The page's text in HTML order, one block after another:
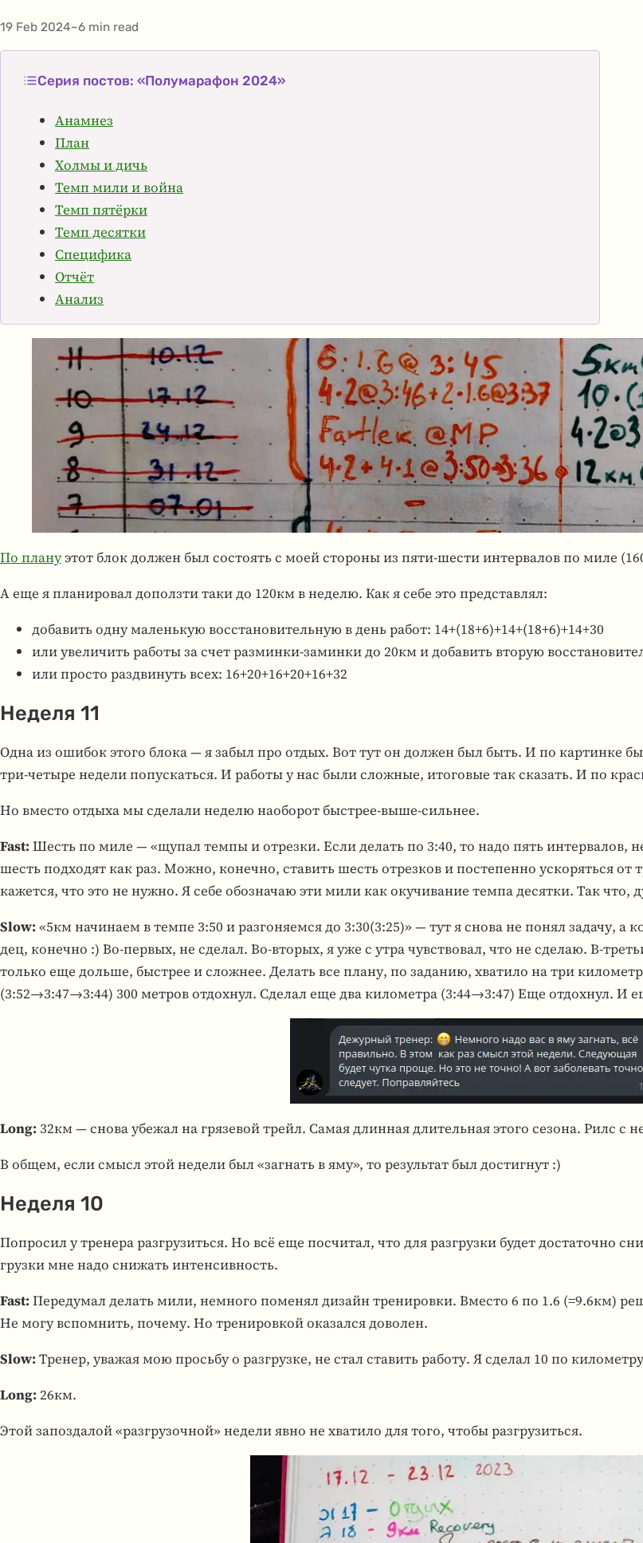
19 Feb 2024 6 min read
Серия постов: «Полумарафон 2024»
Анамнез
План
Холмы и дичь
Темп мили и война
Темп пятёрки
Темп десятки
Специфика
Отчёт
Анализ
По плануэтот блок должен был состо­ять с моей сто­роны из пяти-шести интер­ва­лов по миле
А еще я пла­ни­ро­вал доползти таки до 120км в неделю. Как я себе это пред­став­лял:
добавить одну маленькую восстановительную в день работ: 14+(18+6)+14+(18+6)+14+30
или увеличить работы за счет разминки-заминки до 20км и добавить вторую
или просто раздвинуть всех: 16+20+16+20+16+32
Неделя 11
Одна из ошибок этого блока — я забыл про отдых. Вот тут он должен был быть. И по кар­тинке
три-четыре недели попус­каться. И работы у нас были слож­ные, ито­го­вые так ска­зать. И по
Но вместо отдыха мы сде­лали неделю на­обо­рот быст­рее-выше-силь­нее.
Fast: Шесть по миле — «щупал темпы и отрезки. Если делать по 3:40, то надо пять
шесть под­хо­дят как раз. Можно, конечно, ста­вить шесть отрез­ков и посте­пенно уско­ряться
кажется, что это не нужно. Я себе обо­зна­чаю эти мили как оку­чи­ва­ние темпа десятки. Так
Slow: «5км начи­наем в темпе 3:50 и раз­го­ня­емся до 3:30(3:25)» — тут я снова не понял задачу,
дец, конечно :) Во-первых, не сделал. Во-вторых, я уже с утра чув­ство­вал, что не сделаю. В-
только еще дольше, быст­рее и слож­нее. Делать все плану, по зада­нию, хва­тило на три
(3:52→3:47→3:44) 300 метров отдох­нул. Сделал еще два кило­метра (3:44→3:47) Еще отдох­нул. И
Long: 32км — снова убежал на гря­зе­вой трейл. Самая длин­ная дли­тель­ная этого сезона. Рилс с
В общем, если смысл этой недели был «загнать в яму», то резуль­тат был достиг­нут :)
Неделя 10
Попро­сил у тре­нера раз­гру­зиться. Но всё еще посчи­тал, что для раз­грузки будет доста­точно
грузки мне надо сни­жать интен­сив­ность.
Fast: Пере­ду­мал делать мили, немного поме­нял дизайн тре­ни­ровки. Вместо 6 по 1.6 (=9.6км)
Не могу вспом­нить, почему. Но тре­ни­ров­кой ока­зался дово­лен.
Slow: Тренер, уважая мою просьбу о разгрузке, не стал ставить работу. Я сделал 10 по
Long: 26км.
Этой запоз­да­лой «раз­гру­зоч­ной» недели явно не хва­тило для того, чтобы раз­гру­зиться.